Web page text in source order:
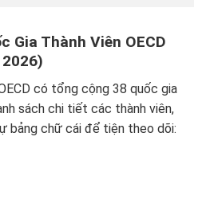
Gia Thành Viên OECD
có tổng cộng 38 quốc gia
sách chi tiết các thành viên,
bảng chữ cái để tiện theo dõi: